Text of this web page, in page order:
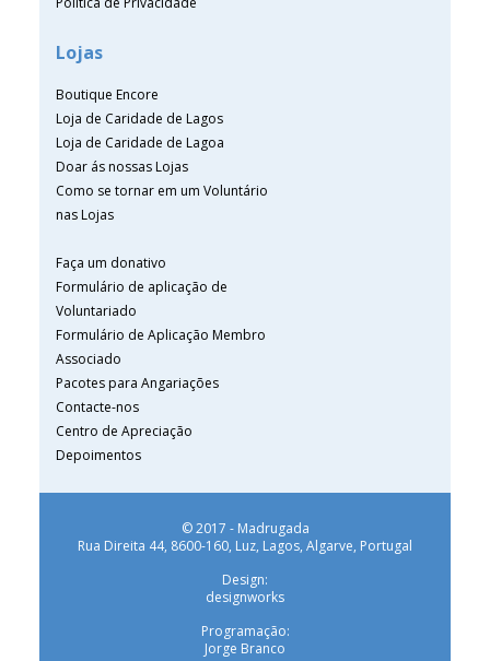
Lojas
Boutique Encore
Loja de Caridade de Lagos
Loja de Caridade de Lagoa
Doar ás nossas Lojas
Como se tornar em um Voluntário
nas Lojas
Faça um donativo
Formulário de aplicação de
Voluntariado
Formulário de Aplicação Membro
Associado
Pacotes para Angariações
Contacte-nos
Centro de Apreciação
Depoimentos
© 2017 - Madrugada
Rua Direita 44, 8600-160, Luz, Lagos, Algarve, Portugal
Design:
designworks
Programação:
Jorge Branco